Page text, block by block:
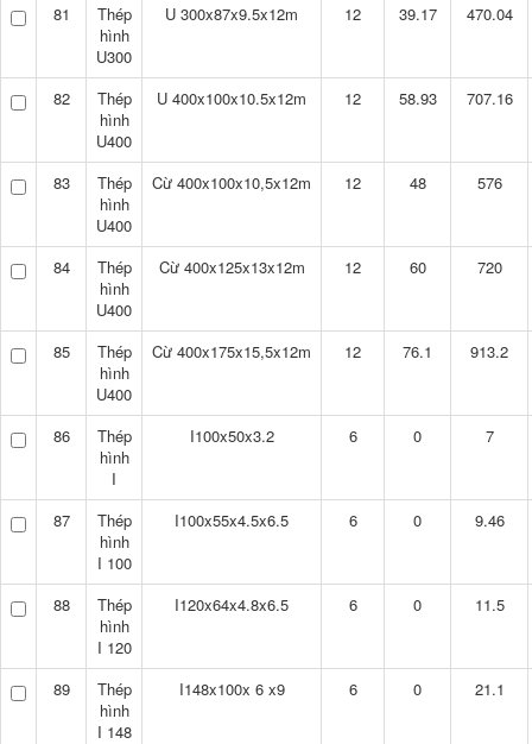
81
Thép
hình
U300
U 300x87x9.5x12m 12 39.17 470.04
82
Thép
hình
U400
U 400x100x10.5x12m 12 58.93 707.16
83
Thép
hình
U400
Cừ 400x100x10,5x12m 12 48 576
84
Thép
hình
U400
Cừ 400x125x13x12m 12 60 720
85
Thép
hình
U400
Cừ 400x175x15,5x12m 12 76.1 913.2
86
Thép
hình
I
I100x50x3.2 6 0 7
87
Thép
hình
I 100
I100x55x4.5x6.5 6 0 9.46
88
Thép
hình
I 120
I120x64x4.8x6.5 6 0 11.5
89
Thép
hình
I 148
I148x100x 6 x9 6 0 21.1